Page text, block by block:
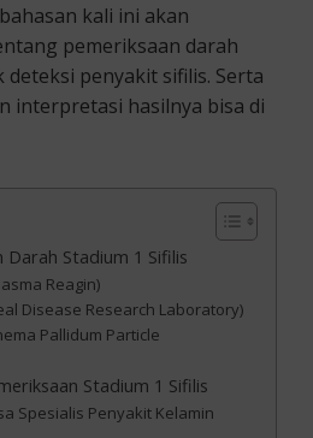
kali ini akan
pemeriksaan darah
penyakit sifilis. Serta
interpretasi hasilnya bisa di
Stadium 1 Sifilis
Reagin)
Disease Research Laboratory)
Pallidum Particle
Stadium 1 Sifilis
Spesialis Penyakit Kelamin